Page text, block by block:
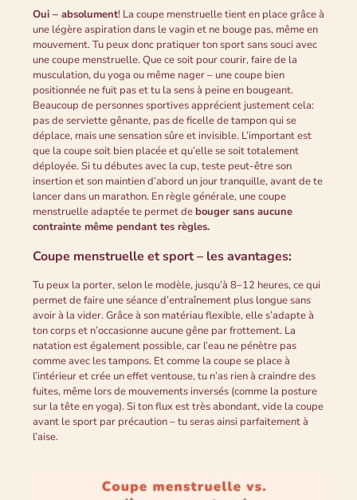
Oui – absolument! La coupe menstruelle tient en place grâce à
une légère aspiration dans le vagin et ne bouge pas, même en
mouvement. Tu peux donc pratiquer ton sport sans souci avec
une coupe menstruelle. Que ce soit pour courir, faire de la
musculation, du yoga ou même nager – une coupe bien
positionnée ne fuit pas et tu la sens à peine en bougeant.
Beaucoup de personnes sportives apprécient justement cela:
pas de serviette gênante, pas de ficelle de tampon qui se
déplace, mais une sensation sûre et invisible. L’important est
que la coupe soit bien placée et qu’elle se soit totalement
déployée. Si tu débutes avec la cup, teste peut-être son
insertion et son maintien d’abord un jour tranquille, avant de te
lancer dans un marathon. En règle générale, une coupe
menstruelle adaptée te permet debouger sans aucune
contrainte même pendant tes règles.
Coupe menstruelle et sport – les avantages:
Tu peux la porter, selon le modèle, jusqu’à 8–12 heures, ce qui
permet de faire une séance d’entraînement plus longue sans
avoir à la vider. Grâce à son matériau flexible, elle s’adapte à
ton corps et n’occasionne aucune gêne par frottement. La
natation est également possible, car l’eau ne pénètre pas
comme avec les tampons. Et comme la coupe se place à
l’intérieur et crée un effet ventouse, tu n’as rien à craindre des
fuites, même lors de mouvements inversés (comme la posture
sur la tête en yoga). Si ton flux est très abondant, vide la coupe
avant le sport par précaution – tu seras ainsi parfaitement à
l’aise.